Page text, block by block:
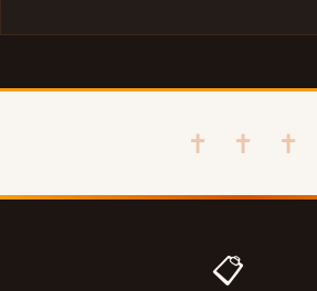
✝ ✝ ✝
📋